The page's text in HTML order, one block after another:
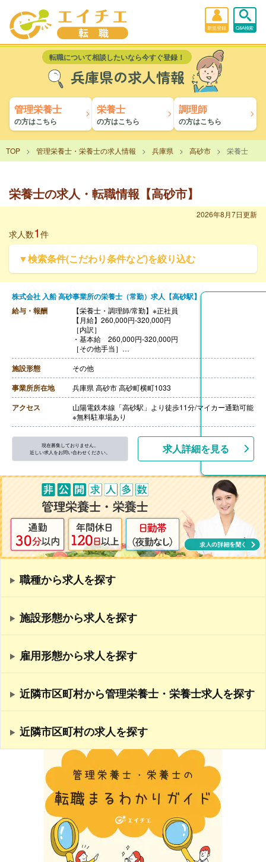
新規登録 Q&A検索
転職について相談したいなら今すぐ登録！
兵庫県の求人情報
管理栄養士
の方はこちら
栄養士
の方はこちら
調理師
の方はこちら
TOP 管理栄養士・栄養士の求人情報 兵庫県 高砂市 栄養士
栄養士の求人・転職情報【高砂市】
2026年8月7日更新
求人数1 件
▼検索条件(こだわり条件など)を絞り込む
株式会社 入船 高砂事業所の栄養士（常勤）求人【高砂駅】
給与・報酬
【栄養士・調理師/常勤】※正社員
【月給】260,000円‐320,000円
［内訳］
・基本給 260,000円‐320,000円
［その他手当］
・役職手当 10,000円‐60,000円
【賞与】年2回（計1.50ヶ月分）※前年度実績
【通勤手当】あり（上限なし、実費支給）
【昇給】あり（1月あたり1,000円‐5,000円）※前年度実
績
【退職金】あり
施設形態 その他
事業所所在地 兵庫県 高砂市 高砂町横町1033
アクセス
山陽電鉄本線「高砂駅」より徒歩11分/マイカー通勤可能
※無料駐車場あり
現在募集しておりません。
近しい求人をお問い合わせください。
求人詳細を見る
職種から求人を探す
施設形態から求人を探す
雇用形態から求人を探す
近隣市区町村から管理栄養士・栄養士求人を探す
近隣市区町村の求人を探す